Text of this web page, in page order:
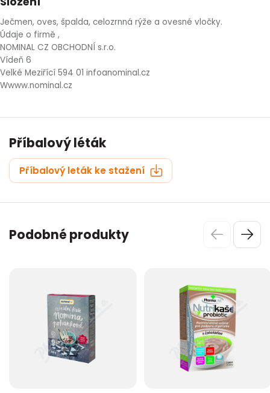
Ječmen, oves, špalda, celozrnná rýže a ovesné vločky.
Údaje o firmě ,
NOMINAL CZ OBCHODNÍ s.r.o.
Vídeň 6
Velké Meziřící 594 01 infoanominal.cz
Wwww.nominal.cz
Příbalový léták
Příbalový leták ke stažení
Podobné produkty